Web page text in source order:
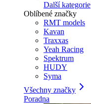
Další kategorie
Oblíbené značky
RMT models
Kavan
Traxxas
Yeah Racing
Spektrum
HUDY
Syma
Všechny značky
Poradna